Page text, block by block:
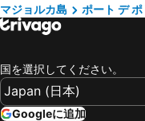
マジョルカ島
ポート デ
国を選択してください。
Googleに追加